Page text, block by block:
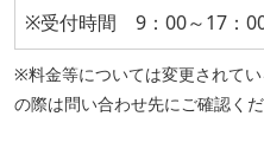
※受付時間 9：00～17：
※料金等については変更されて
の際は問い合わせ先にご確認くだ